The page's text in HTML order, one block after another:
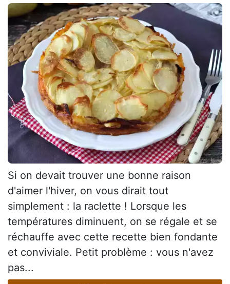
Si on devait trouver une bonne raison
d'aimer l'hiver, on vous dirait tout
simplement : la raclette ! Lorsque les
températures diminuent, on se régale et se
réchauffe avec cette recette bien fondante
et conviviale. Petit problème : vous n'avez
pas...